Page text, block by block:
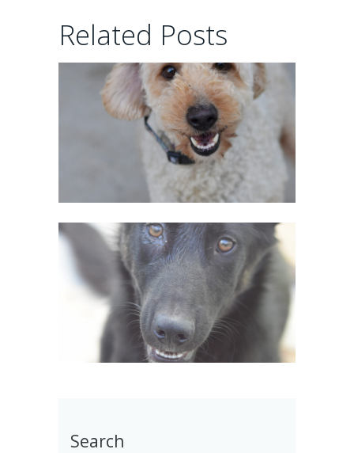
Related Posts
02/06/2026
Search